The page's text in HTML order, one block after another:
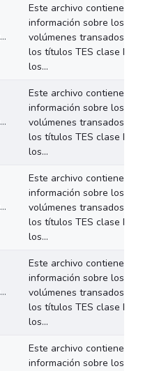
Volúmenes de negociación del 09 al 12 de diciembre de 2025
Este archivo contiene
información sobre los
volúmenes transados de
los títulos TES clase B en
los...
Volúmenes de negociación del 01 al 05 de diciembre de 2025
Este archivo contiene
información sobre los
volúmenes transados de
los títulos TES clase B en
los...
Volúmenes de negociación del 24 al 28 de noviembre de 2025
Este archivo contiene
información sobre los
volúmenes transados de
los títulos TES clase B en
los...
Volúmenes de negociación del 18 al 21 de noviembre de 2025
Este archivo contiene
información sobre los
volúmenes transados de
los títulos TES clase B en
los...
Este archivo contiene
información sobre los